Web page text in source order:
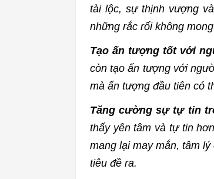
tài lộc, sự thịnh vượng
những rắc rối không
Tạo ấn tượng tốt với
còn tạo ấn tượng với
mà ấn tượng đầu tiên có
Tăng cường sự tự tin
thấy yên tâm và tự tin
mang lại may mắn, tâm
tiêu đề ra.